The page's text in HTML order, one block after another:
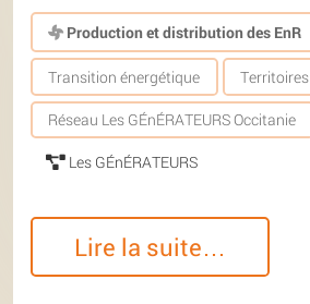
Production et distribution des EnR
Transition énergétique Territoires
Réseau Les GÉnÉRATEURS Occitanie
Les GÉnÉRATEURS
Lire la suite…